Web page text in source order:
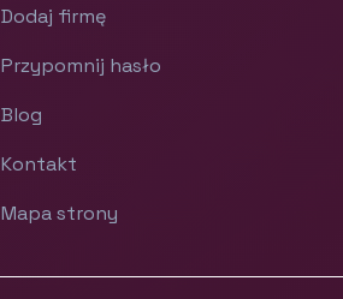
Dodaj firmę
Przypomnij hasło
Blog
Kontakt
Mapa strony